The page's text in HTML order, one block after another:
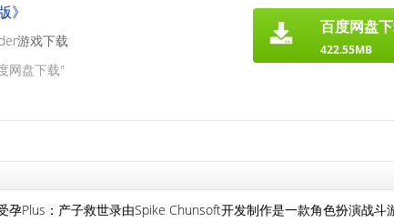
》
游戏下载
网盘下载"
百度网盘
422.55MB
孕Plus：产子救世录由Spike Chunsoft开发制作是一款角色扮演战斗